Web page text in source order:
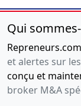
Qui
et alertes sur
conçu et
broker M&A